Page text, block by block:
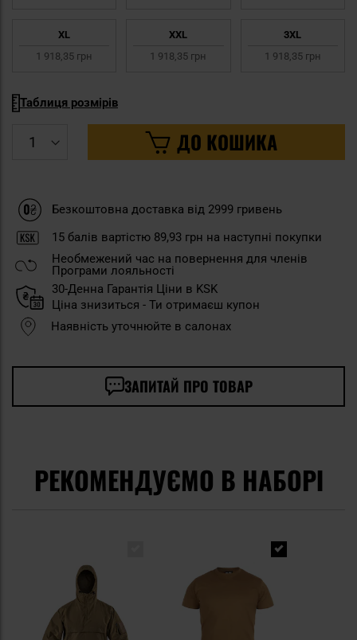
XL
1 918,35 грн
XXL
1 918,35 грн
3XL
1 918,35 грн
Таблиця розмірів
ДО КОШИКА
Безкоштовна доставка від 2999 гривень
15 балів вартістю 89,93 грн на наступні покупки
Необмежений час на повернення для членів
Програми лояльності
30-Денна Гарантія Ціни в KSK
Ціна знизиться - Ти отримаєш купон
Наявність уточнюйте в салонах
ЗАПИТАЙ ПРО ТОВАР
РЕКОМЕНДУЄМО В НАБОРІ